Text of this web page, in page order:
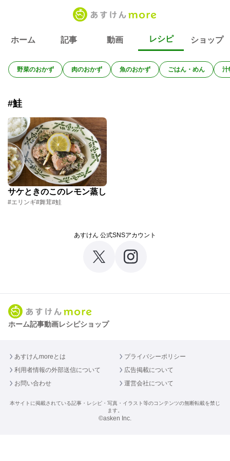
ホーム 記事 動画 レシピ ショップ
野菜のおかず 肉のおかず 魚のおかず ごはん・めん 汁
#鮭
サケときのこのレモン蒸し
#エリンギ#舞茸#鮭
あすけん 公式SNSアカウント
ホーム記事動画レシピショップ
あすけんmoreとは
プライバシーポリシー
利用者情報の外部送信について
広告掲載について
お問い合わせ
運営会社について
本サイトに掲載されている記事・レシピ・写真・イラスト等のコンテンツの無断転載を禁じ
ます。
©asken Inc.